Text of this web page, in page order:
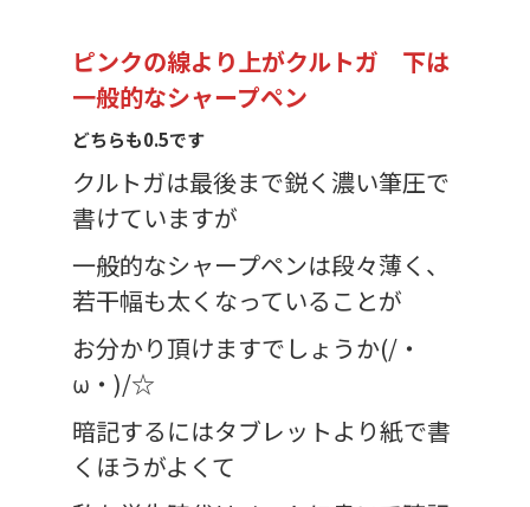
ピンクの線より上がクルトガ 下は
一般的なシャープペン
どちらも0.5です
クルトガは最後まで鋭く濃い筆圧で
書けていますが
一般的なシャープペンは段々薄く、
若干幅も太くなっていることが
お分かり頂けますでしょうか(/・
ω・)/☆
暗記するにはタブレットより紙で書
くほうがよくて